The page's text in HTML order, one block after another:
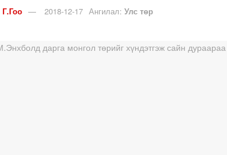
Г.Гоо 2018-12-17 Ангилал: Улс төр